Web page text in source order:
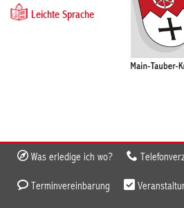
Leichte Sprache
Was erledige ich wo?
Terminvereinbarung